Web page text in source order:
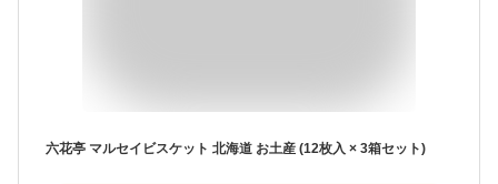
六花亭 マルセイビスケット 北海道 お土産 (12枚入 × 3箱セット)